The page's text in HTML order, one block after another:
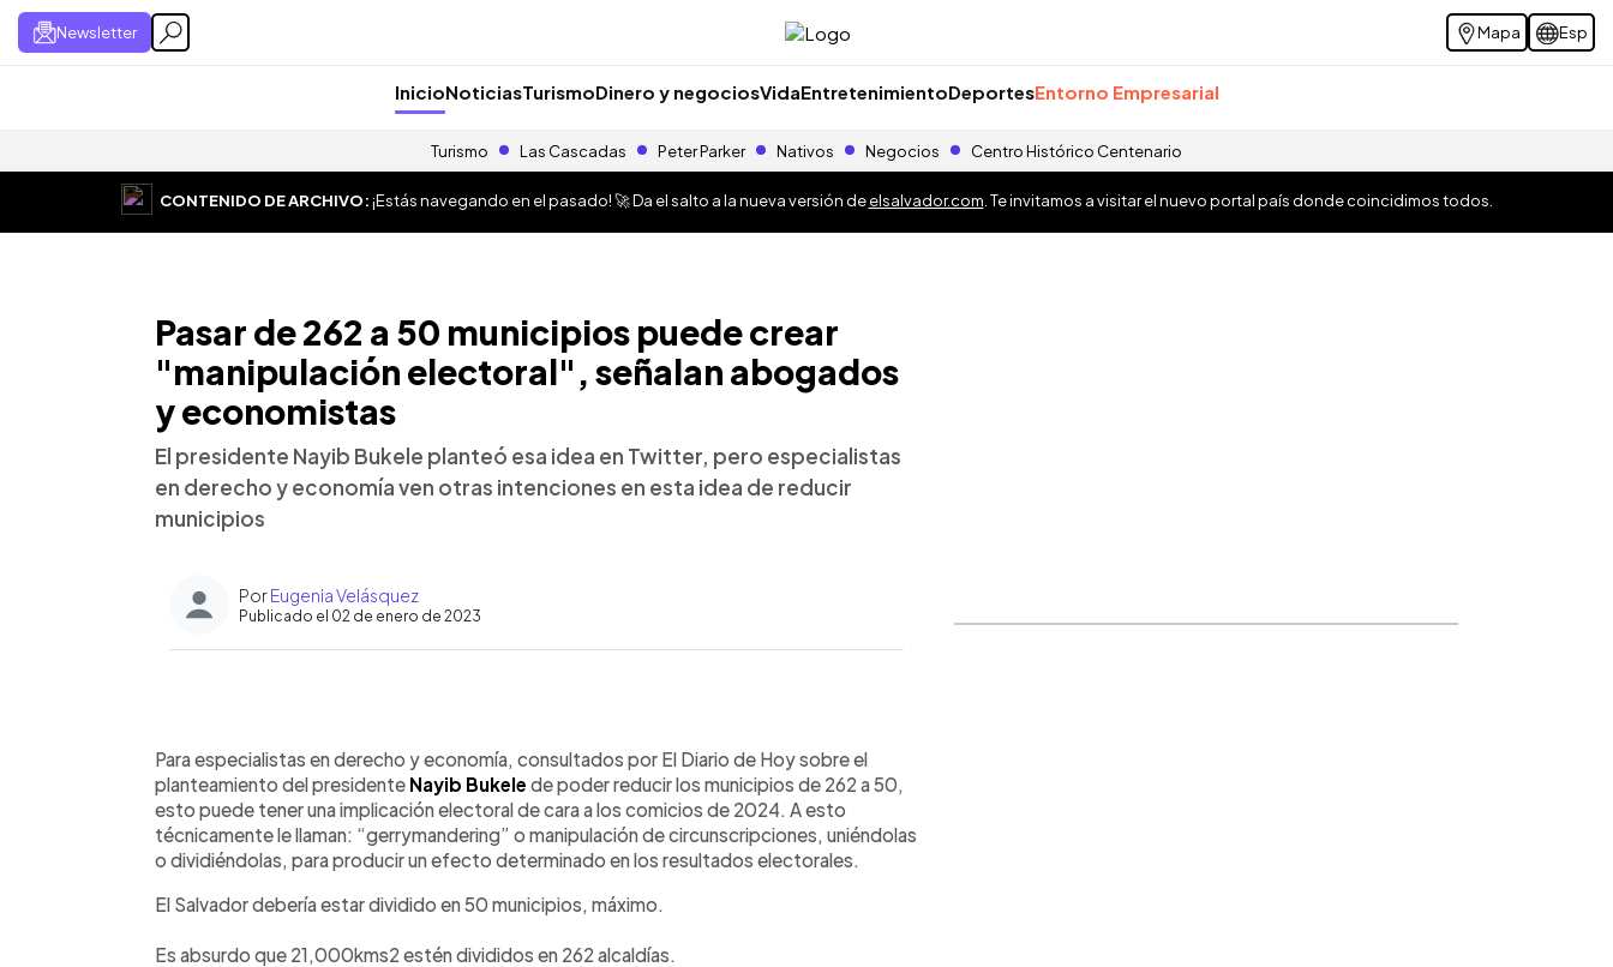
Newsletter Mapa Esp
InicioNoticiasTurismoDinero y negociosVidaEntretenimientoDeportesEntorno Empresarial
Turismo Las Cascadas Peter Parker Nativos Negocios Centro Histórico Centenario
CONTENIDO DE ARCHIVO:¡Estás navegando en el pasado! 🚀 Da el salto a la nueva versión deelsalvador.com . Te invitamos a visitar el nuevo portal país donde coincidimos todos.
Pasar de 262 a 50 municipios puede crear
"manipulación electoral", señalan abogados
y economistas
El presidente Nayib Bukele planteó esa idea en Twitter, pero especialistas
en derecho y economía ven otras intenciones en esta idea de reducir
municipios
PorEugenia Velásquez
Publicado el 02 de enero de 2023
► Escuchar artículo
Para especialistas en derecho y economía, consultados por El Diario de Hoy sobre el
planteamiento del presidente Nayib Bukele de poder reducir los municipios de 262 a 50,
esto puede tener una implicación electoral de cara a los comicios de 2024. A esto
técnicamente le llaman: “gerrymandering” o manipulación de circunscripciones, uniéndolas
o dividiéndolas, para producir un efecto determinado en los resultados electorales.
El Salvador debería estar dividido en 50 municipios, máximo.
Es absurdo que 21,000kms2 estén divididos en 262 alcaldías.